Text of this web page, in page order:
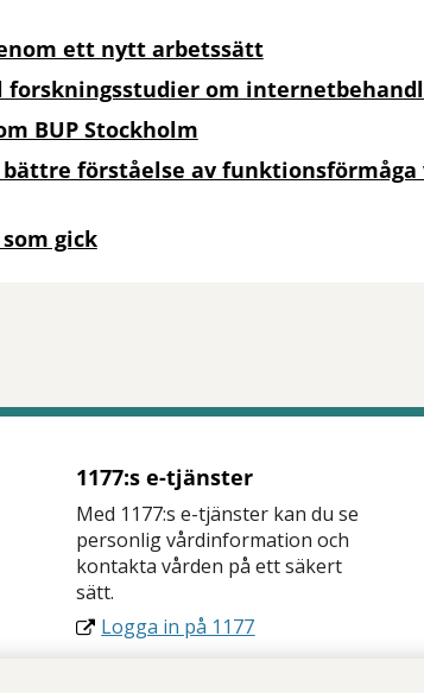
ett nytt arbetssätt
forskningsstudier om
BUP Stockholm
förståelse av funktionsförmåga
gick
1177:s e-tjänster
Med 1177:s e-tjänster kan du se
personlig vårdinformation och
kontakta vården på ett säkert
sätt.
Logga in på 1177